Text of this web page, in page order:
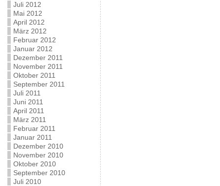
Juli 2012
Mai 2012
April 2012
März 2012
Februar 2012
Januar 2012
Dezember 2011
November 2011
Oktober 2011
September 2011
Juli 2011
Juni 2011
April 2011
März 2011
Februar 2011
Januar 2011
Dezember 2010
November 2010
Oktober 2010
September 2010
Juli 2010